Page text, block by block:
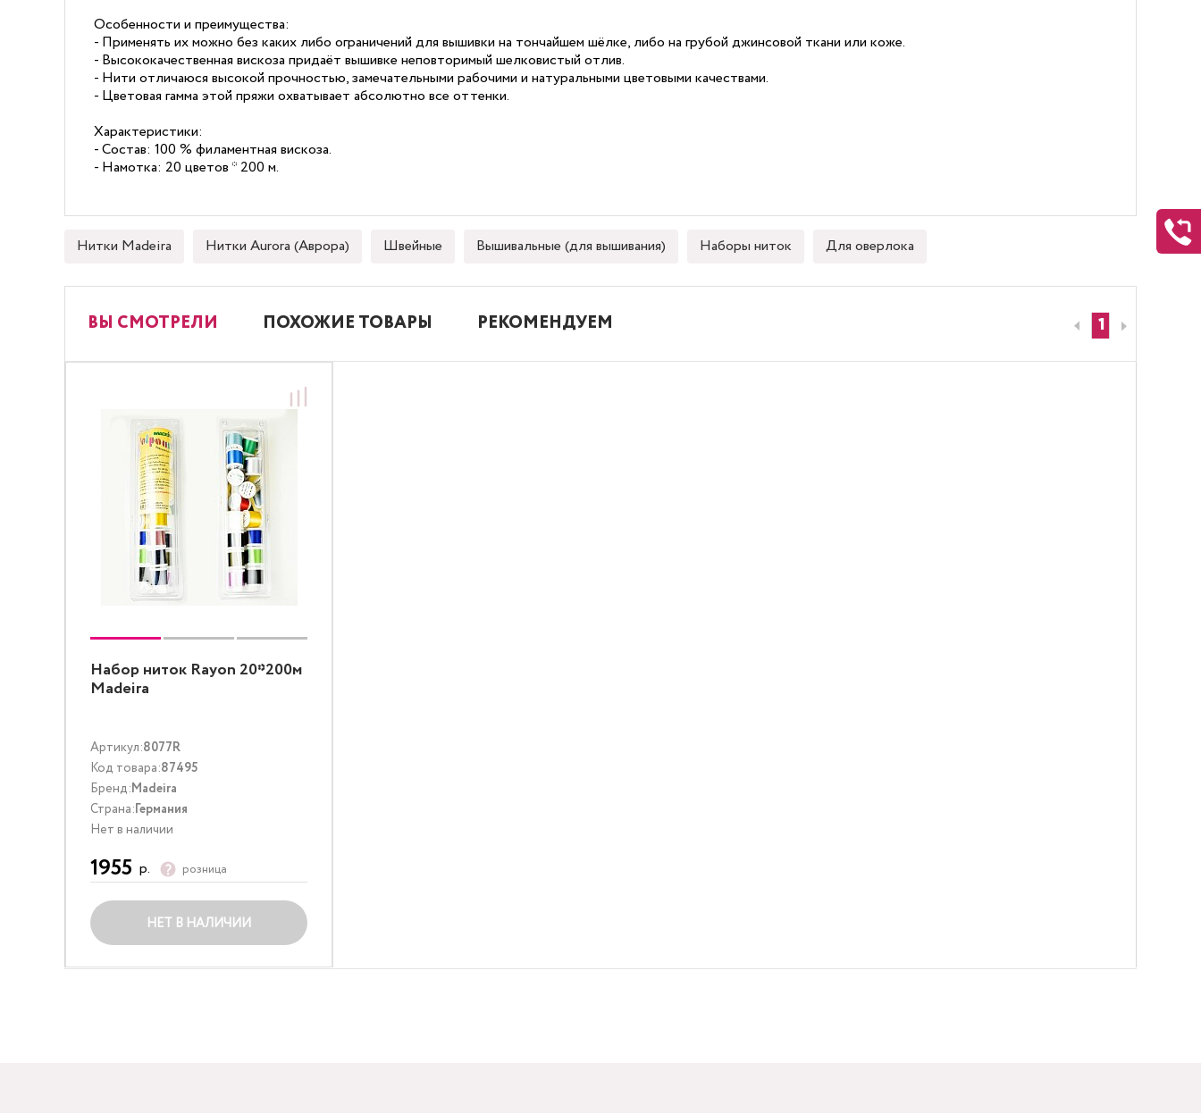
Особенности и преимущества:
- Применять их можно без каких либо ограничений для вышивки на тончайшем шёлке, либо на грубой джинсовой ткани или коже.
- Высококачественная вискоза придаёт вышивке неповторимый шелковистый отлив.
- Нити отличаюся высокой прочностью, замечательными рабочими и натуральными цветовыми качествами.
- Цветовая гамма этой пряжи охватывает абсолютно все оттенки.
Характеристики:
- Состав: 100 % филаментная вискоза.
- Намотка: 20 цветов * 200 м.
Нитки Madeira Нитки Aurora (Аврора) Швейные Вышивальные (для вышивания) Наборы ниток Для оверлока
ВЫ СМОТРЕЛИ ПОХОЖИЕ ТОВАРЫ РЕКОМЕНДУЕМ
Набор ниток Rayon 20*200м
Madeira
Артикул:8077R
Код товара:87495
Бренд:Madeira
Страна:Германия
Нет в наличии
1955 р. розница
НЕТ В НАЛИЧИИ
1